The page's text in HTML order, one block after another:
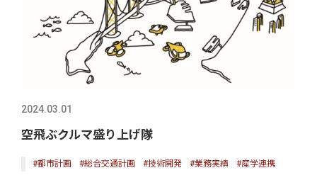
2024.03.01
空飛ぶクルマ盛り上げ隊
#都市計画 #総合交通計画 #技術開発 #業務実績 #産学連携